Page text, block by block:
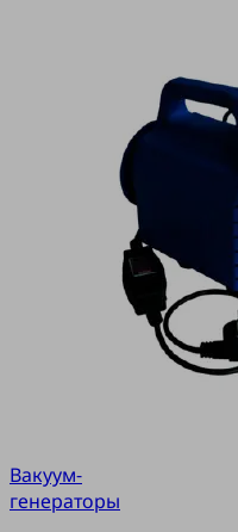
Вакуум-
генераторы